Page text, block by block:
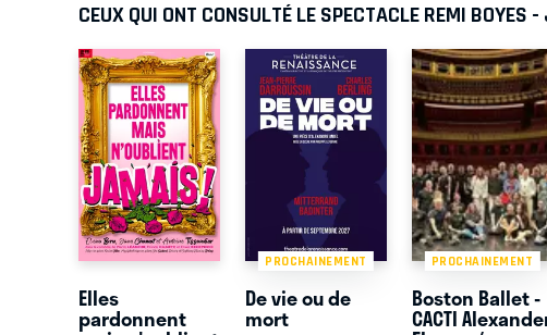
CEUX QUI ONT CONSULTÉ LE SPECTACLE REMI
Elles
pardonnent
PROCHAINEMENT
De vie ou de
mort
PROCHAINEMENT
Boston Ballet -
CACTI